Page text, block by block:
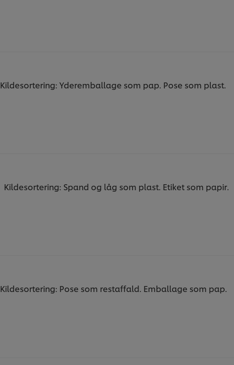
Kildesortering: Yderemballage som pap. Pose som plast.
Kildesortering: Spand og låg som plast. Etiket som papir.
Kildesortering: Pose som restaffald. Emballage som pap.